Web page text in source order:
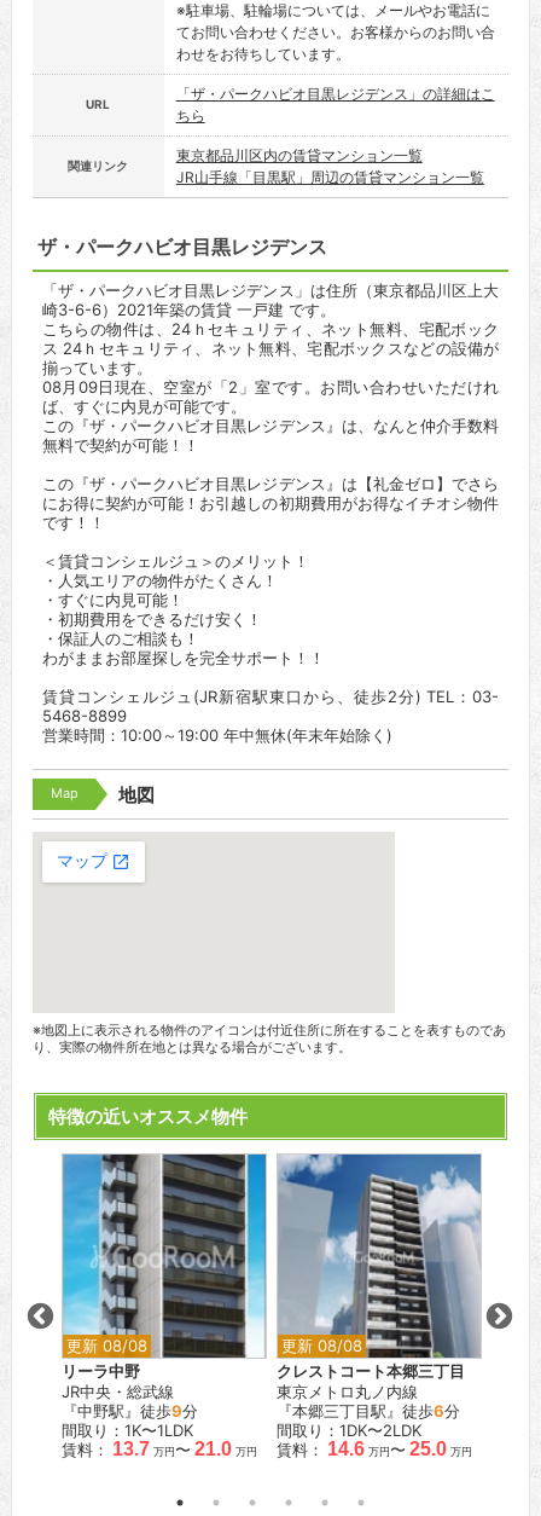
※駐車場、駐輪場については、メールやお電話に
てお問い合わせください。お客様からのお問い合
わせをお待ちしています。
URL
「ザ・パークハビオ目黒レジデンス」の詳細はこ
ちら
関連リンク
東京都品川区内の賃貸マンション一覧
JR山手線「目黒駅」周辺の賃貸マンション一覧
ザ・パークハビオ目黒レジデンス
「ザ・パークハビオ目黒レジデンス」は住所（東京都品川区上大
崎3-6-6）2021年築の賃貸 一戸建 です。
こちらの物件は、24ｈセキュリティ、ネット無料、宅配ボック
ス 24ｈセキュリティ、ネット無料、宅配ボックスなどの設備が
揃っています。
08月09日現在、空室が「2」室です。お問い合わせいただけれ
ば、すぐに内見が可能です。
この『ザ・パークハビオ目黒レジデンス』は、なんと仲介手数料
無料で契約が可能！！
この『ザ・パークハビオ目黒レジデンス』は【礼金ゼロ】でさら
にお得に契約が可能！お引越しの初期費用がお得なイチオシ物件
です！！
＜賃貸コンシェルジュ＞のメリット！
・人気エリアの物件がたくさん！
・すぐに内見可能！
・初期費用をできるだけ安く！
・保証人のご相談も！
わがままお部屋探しを完全サポート！！
賃貸コンシェルジュ(JR新宿駅東口から、徒歩2分) TEL：03-
5468-8899
営業時間：10:00～19:00 年中無休(年末年始除く)
Map 地図
※地図上に表示される物件のアイコンは付近住所に所在することを表すものであ
り、実際の物件所在地とは異なる場合がございます。
特徴の近いオススメ物件
更新 08/08
リーラ中野
JR中央・総武線
『中野駅』徒歩9分
間取り：1K〜1LDK
賃料： 13.7 万円〜 21.0 万円
更新 08/08
クレストコート本郷三丁目
東京メトロ丸ノ内線
『本郷三丁目駅』徒歩6分
間取り：1DK〜2LDK
賃料： 14.6 万円〜 25.0 万円
間取